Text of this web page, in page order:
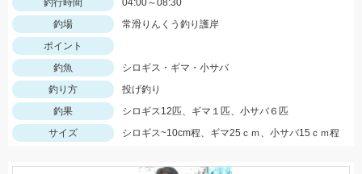
釣行時間
04:00～08:30
釣場
常滑りんくう釣り護岸
ポイント
釣魚
シロギス・ギマ・小サバ
釣り方
投げ釣り
釣果
シロギス12匹、ギマ１匹、小サバ６匹
サイズ
シロギス~10cm程、ギマ25ｃｍ、小サバ15ｃｍ程